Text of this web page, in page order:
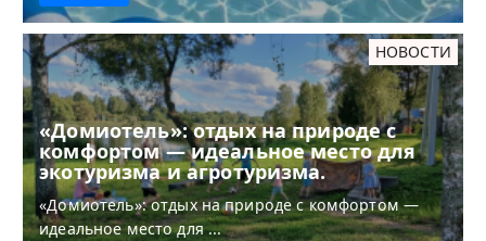
НОВОСТИ
«Домиотель»: отдых на природе с
комфортом — идеальное место для
экотуризма и агротуризма.
«Домиотель»: отдых на природе с комфортом —
идеальное место для ...